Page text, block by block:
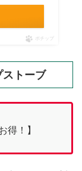
ポチップ
ストーブ
得！】